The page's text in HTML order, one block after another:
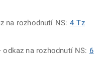
na rozhodnutí NS: 4 Tz
odkaz na rozhodnutí NS: 6